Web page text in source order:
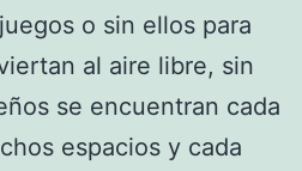
o sin ellos para
al aire libre, sin
se encuentran cada
espacios y cada